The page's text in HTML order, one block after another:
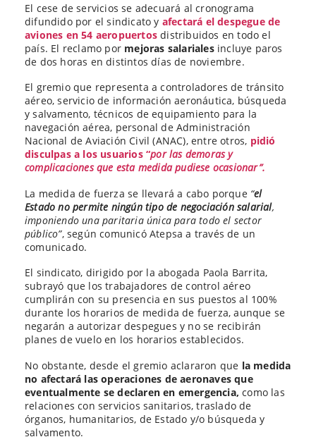
El cese de servicios se adecuará al cronograma
difundido por el sindicato y afectará el despegue de
aviones en 54 aeropuertos distribuidos en todo el
país. El reclamo por mejoras salarialesincluye paros
de dos horas en distintos días de noviembre.
El gremio que representa a controladores de tránsito
aéreo, servicio de información aeronáutica, búsqueda
y salvamento, técnicos de equipamiento para la
navegación aérea, personal de Administración
Nacional de Aviación Civil (ANAC), entre otros, pidió
disculpas a los usuarios “por las demoras y
complicaciones que esta medida pudiese ocasionar”.
La medida de fuerza se llevará a cabo porque“el
Estado no permite ningún tipo de negociación salarial,
imponiendo una paritaria única para todo el sector
público”, según comunicó Atepsa a través de un
comunicado.
El sindicato, dirigido por la abogada Paola Barrita,
subrayó que los trabajadores de control aéreo
cumplirán con su presencia en sus puestos al 100%
durante los horarios de medida de fuerza, aunque se
negarán a autorizar despegues y no se recibirán
planes de vuelo en los horarios establecidos.
No obstante, desde el gremio aclararon que la medida
no afectará las operaciones de aeronaves que
eventualmente se declaren en emergencia, como las
relaciones con servicios sanitarios, traslado de
órganos, humanitarios, de Estado y/o búsqueda y
salvamento.